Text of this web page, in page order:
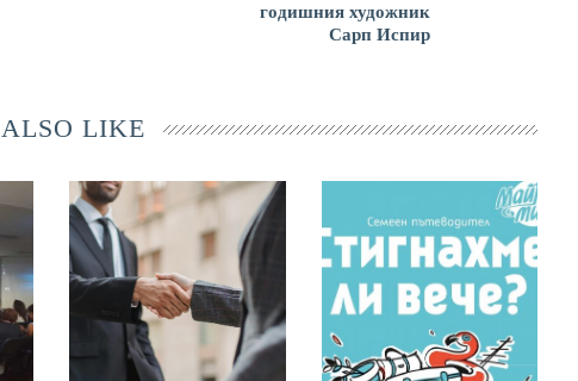
годишния художник
Сарп Испир
LIKE